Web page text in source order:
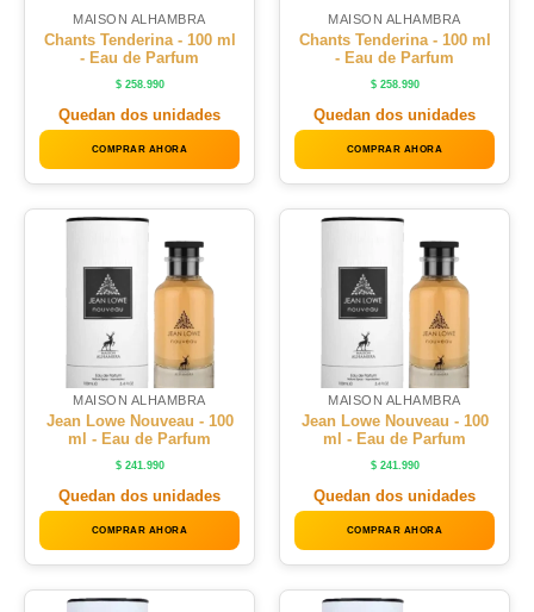
MAISON ALHAMBRA
Chants Tenderina - 100 ml
- Eau de Parfum
$258.990
Quedan dos unidades
COMPRAR AHORA
MAISON ALHAMBRA
Chants Tenderina - 100 ml
- Eau de Parfum
$258.990
Quedan dos unidades
COMPRAR AHORA
MAISON ALHAMBRA
Jean Lowe Nouveau - 100
ml - Eau de Parfum
$241.990
Quedan dos unidades
COMPRAR AHORA
MAISON ALHAMBRA
Jean Lowe Nouveau - 100
ml - Eau de Parfum
$241.990
Quedan dos unidades
COMPRAR AHORA